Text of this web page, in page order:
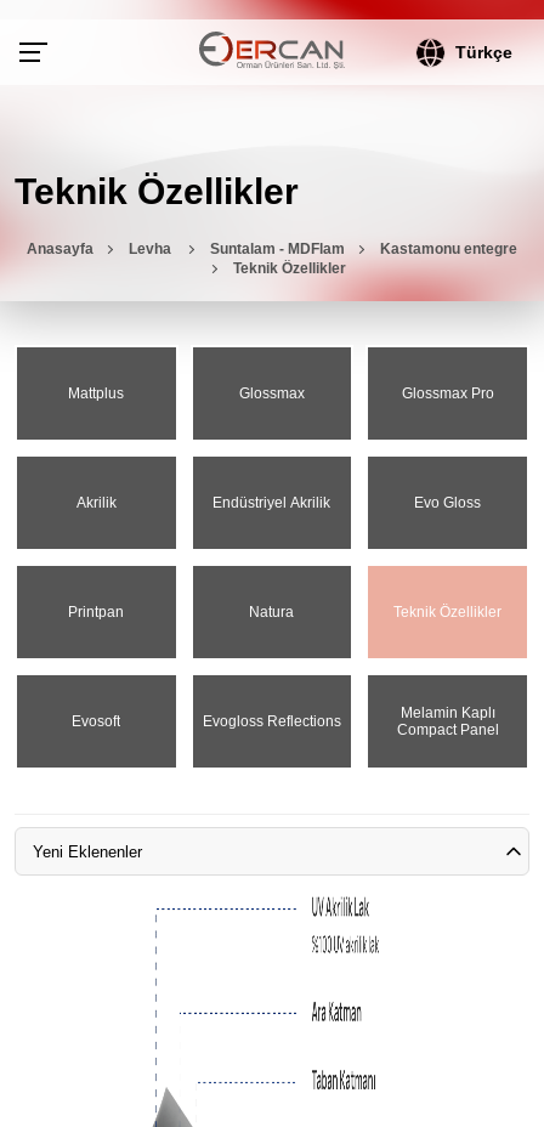
Türkçe
Teknik Özellikler
Anasayfa Levha Suntalam - MDFlam
Kastamonu entegre
Teknik Özellikler
Mattplus Glossmax Glossmax Pro
Akrilik Endüstriyel Akrilik Evo Gloss
Printpan Natura Teknik Özellikler
Evosoft Evogloss Reflections
Melamin Kaplı
Compact Panel
Yeni Eklenenler